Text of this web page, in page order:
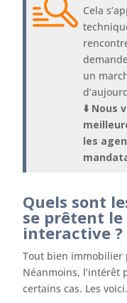
Cela
un
⬇️ Nous
les
Quels sont
se prêtent
interactive ?
Tout bien immobilier
Néanmoins,
certains cas. Les voici.